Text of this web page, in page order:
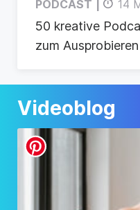
50 kreative
zum Ausprobieren
PODCAST 14
Videoblog